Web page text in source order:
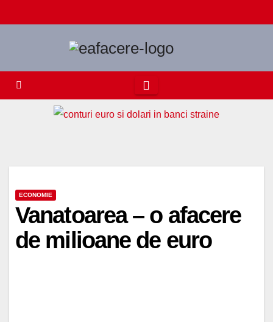
to
ECONOMIE
Vanatoarea – o afacere
de milioane de euro